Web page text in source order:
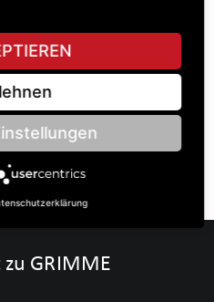
| Zähnezahl A: 14/14 |
|
GRIMME